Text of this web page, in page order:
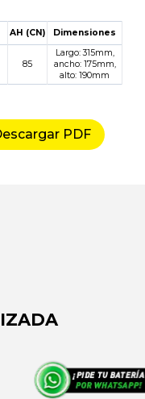
AH (CN) Dimensiones
85
Largo:315mm,
ancho: 175mm,
alto: 190mm
PDF